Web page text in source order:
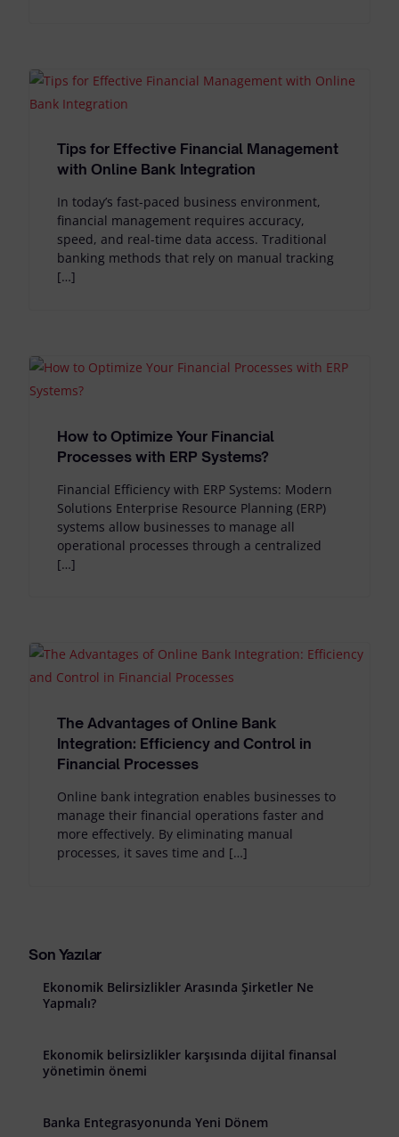
Tips for Effective Financial Management
with Online Bank Integration
In today’s fast-paced business environment,
financial management requires accuracy,
speed, and real-time data access. Traditional
banking methods that rely on manual tracking
[…]
How to Optimize Your Financial
Processes with ERP Systems?
Financial Efficiency with ERP Systems: Modern
Solutions Enterprise Resource Planning (ERP)
systems allow businesses to manage all
operational processes through a centralized
[…]
The Advantages of Online Bank
Integration: Efficiency and Control in
Financial Processes
Online bank integration enables businesses to
manage their financial operations faster and
more effectively. By eliminating manual
processes, it saves time and […]
Son Yazılar
Ekonomik Belirsizlikler Arasında Şirketler Ne
Yapmalı?
Ekonomik belirsizlikler karşısında dijital finansal
yönetimin önemi
Banka Entegrasyonunda Yeni Dönem